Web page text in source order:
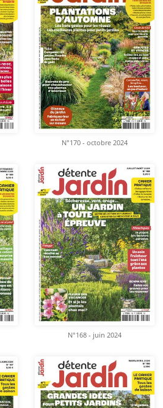
N°170 - octobre 2024
N°168 - juin 2024